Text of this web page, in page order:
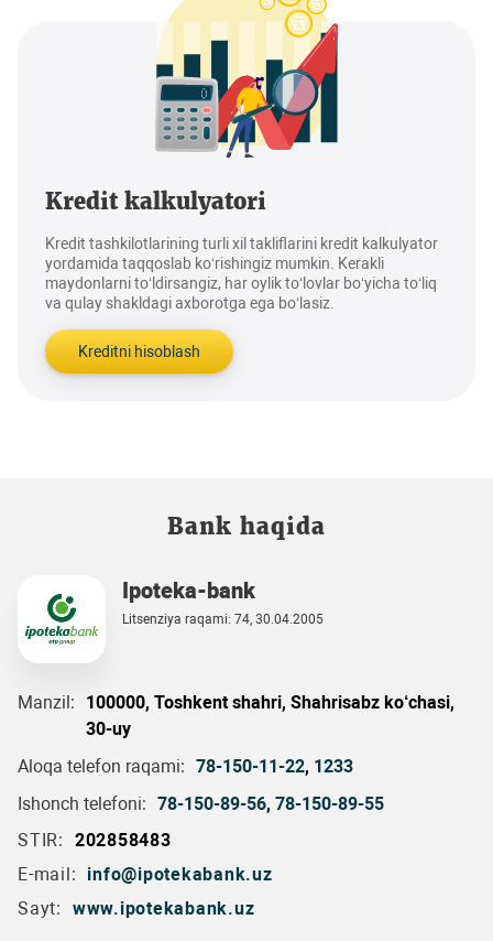
Kredit kalkulyatori
Kredit tashkilotlarining turli xil takliflarini kredit kalkulyator
yordamida taqqoslab ko‘rishingiz mumkin. Kerakli
maydonlarni to‘ldirsangiz, har oylik to‘lovlar bo‘yicha to‘liq
va qulay shakldagi axborotga ega bo‘lasiz.
Kreditni hisoblash
Bank haqida
Ipoteka-bank
Litsenziya raqami: 74, 30.04.2005
Manzil:
100000, Toshkent shahri, Shahrisabz ko‘chasi,
30-uy
Aloqa telefon raqami: 78-150-11-22, 1233
Ishonch telefoni: 78-150-89-56, 78-150-89-55
STIR:
202858483
E-mail:
info@ipotekabank.uz
Sayt:
www.ipotekabank.uz